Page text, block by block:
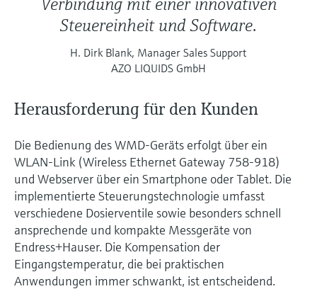
Verbindung mit einer innovativen
Steuereinheit und Software.
H. Dirk Blank, Manager Sales Support
AZO LIQUIDS GmbH
Herausforderung für den Kunden
Die Bedienung des WMD-Geräts erfolgt über ein
WLAN-Link (Wireless Ethernet Gateway 758-918)
und Webserver über ein Smartphone oder Tablet. Die
implementierte Steuerungstechnologie umfasst
verschiedene Dosierventile sowie besonders schnell
ansprechende und kompakte Messgeräte von
Endress+Hauser. Die Kompensation der
Eingangstemperatur, die bei praktischen
Anwendungen immer schwankt, ist entscheidend.